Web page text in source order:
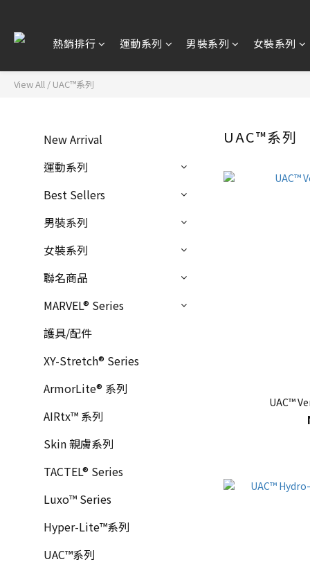
熱銷排行 運動系列 男裝系列 女裝系列
View All / UAC™系列
New Arrival
運動系列
Best Sellers
男裝系列
女裝系列
聯名商品
MARVEL® Series
護具/配件
XY-Stretch® Series
ArmorLite® 系列
AIRtx™ 系列
Skin 親膚系列
TACTEL® Series
Luxo™ Series
Hyper-Lite™系列
UAC™系列
UAC™系列
UAC™